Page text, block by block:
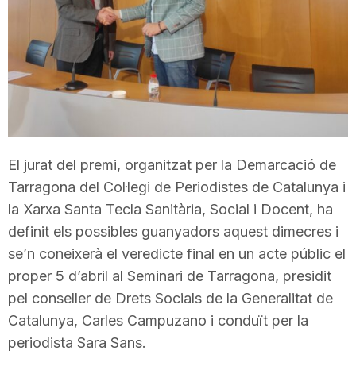
e
r
r
a
El jurat del premi, organitzat per la Demarcació de
Tarragona del Col·legi de Periodistes de Catalunya i
la Xarxa Santa Tecla Sanitària, Social i Docent, ha
definit els possibles guanyadors aquest dimecres i
se’n coneixerà el veredicte final en un acte públic el
proper 5 d’abril al Seminari de Tarragona, presidit
pel conseller de Drets Socials de la Generalitat de
Catalunya, Carles Campuzano i conduït per la
periodista Sara Sans.